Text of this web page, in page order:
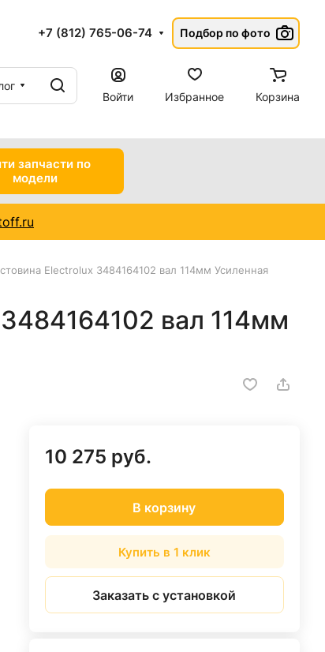
+7 (812) 765-06-74 Подбор по фото
Войти
Избранное Корзина
запчасти по
модели
Electrolux 3484164102 вал 114мм Усиленная
вал 114мм
10 275 руб.
В корзину
Купить в 1 клик
Заказать с установкой